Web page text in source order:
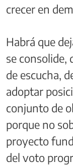
crecer en
Habrá que
se consolide,
de escucha,
adoptar
conjunto de
porque no
proyecto
del voto